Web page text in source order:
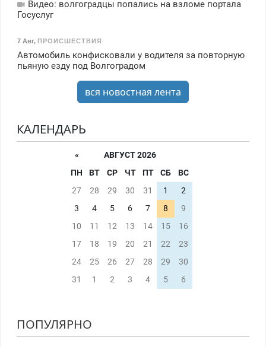
Видео: волгоградцы попались на взломе портала
Госуслуг
7 Авг, ПРОИСШЕСТВИЯ
Автомобиль конфисковали у водителя за повторную
пьяную езду под Волгоградом
вся новостная лента
КАЛЕНДАРЬ
«
АВГУСТ 2026
ПН
ВТ СР ЧТ ПТ СБ
ВС
27
28 29 30 31 1
2
3
4 5 6 7 8
9
10
11 12 13 14 15
16
17
18 19 20 21 22
23
24
25 26 27 28 29
30
31
1 2 3 4 5 6
ПОПУЛЯРНО